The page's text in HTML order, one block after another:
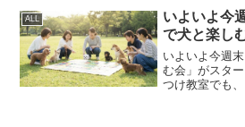
子ども同様、
ればいけない
ALL
いよいよ今
で犬と楽し
いよいよ今週
む会」がスタ
つけ教室でも